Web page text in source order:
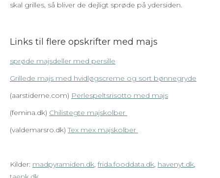
skal grilles, så bliver de dejligt sprøde på ydersiden.
Links til flere opskrifter med majs
sprøde majsdeller med persille
Grillede majs med hvidløgscreme og sort bønnegryde
(aarstiderne.com) Perlespeltsrisotto med majs
(femina.dk) Chilistegte majskolber
(valdemarsro.dk)Tex mex majskolber
Kilder: madpyramiden.dk, frida.fooddata.dk, havenyt.dk,